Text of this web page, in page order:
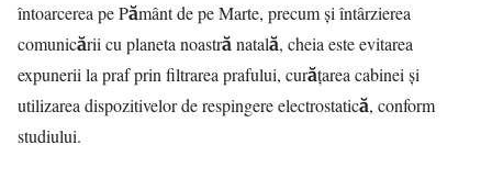
întoarcerea pe Pământ de pe Marte, precum și întârzierea
comunicării cu planeta noastră natală, cheia este evitarea
expunerii la praf prin filtrarea prafului, curățarea cabinei și
utilizarea dispozitivelor de respingere electrostatică, conform
studiului.